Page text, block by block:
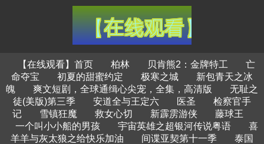
【在线观看】首页 柏林 贝肯熊2：金牌特工
亡
命夺宝
初夏的甜蜜约定 极寒之城
新包青天之冰
魄
爽文短剧，全球通缉心尖宠，全集，高清版
无耻之
徒(美版)第三季
安道全与王定六 医圣
检察官手
记
雪镇狂魔 救女心切 新霹雳游侠
藤球王
一个叫小小船的男孩
宇宙英雄之超银河传说粤语
喜
羊羊与灰太狼之给快乐加油
间谍亚契第十一季
泰国